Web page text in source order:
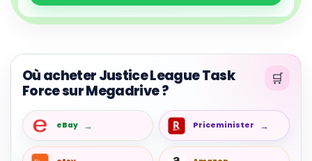
Où acheter Justice League Task
Force sur Megadrive ?
eBay Priceminister